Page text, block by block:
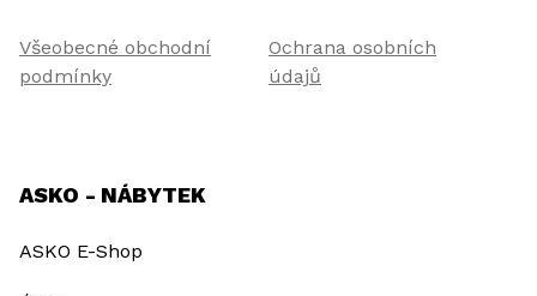
Všeobecné obchodní
podmínky
Ochrana osobních
údajů
ASKO - NÁBYTEK
ASKO E-Shop